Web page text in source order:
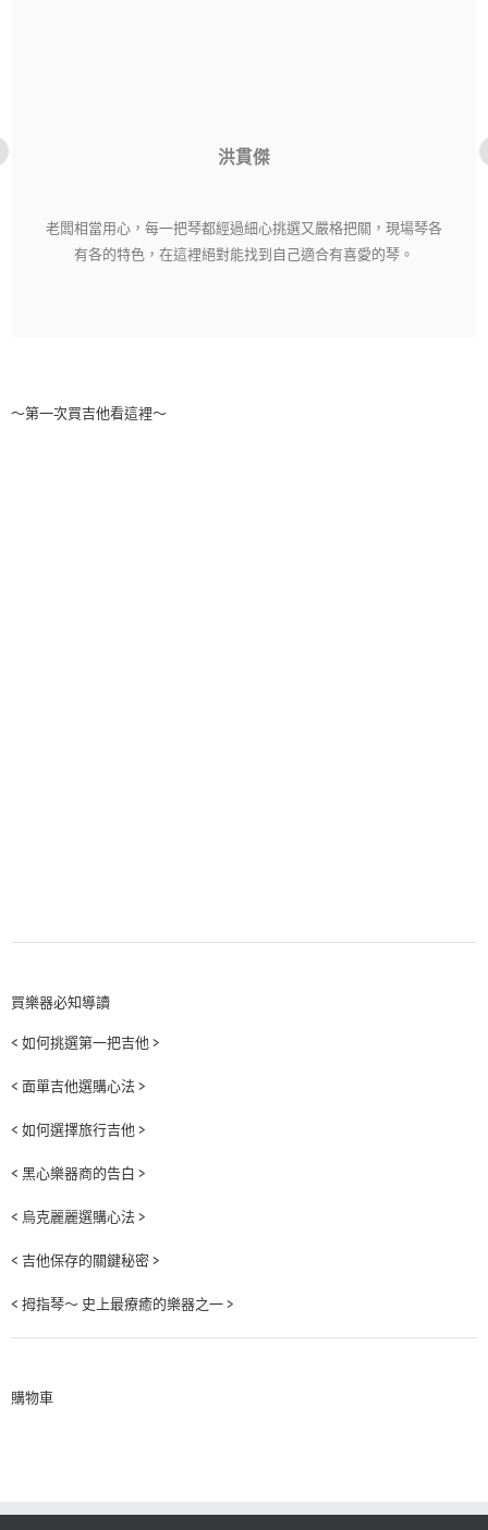
洪貫傑
老闆相當用心，每一把琴都經過細心挑選又嚴格把關，現場琴各
有各的特色，在這裡絕對能找到自己適合有喜愛的琴。
～第一次買吉他看這裡～
買樂器必知導讀
< 如何挑選第一把吉他 >
< 面單吉他選購心法 >
< 如何選擇旅行吉他 >
< 黑心樂器商的告白 >
< 烏克麗麗選購心法 >
< 吉他保存的關鍵秘密 >
< 拇指琴～ 史上最療癒的樂器之一 >
購物車